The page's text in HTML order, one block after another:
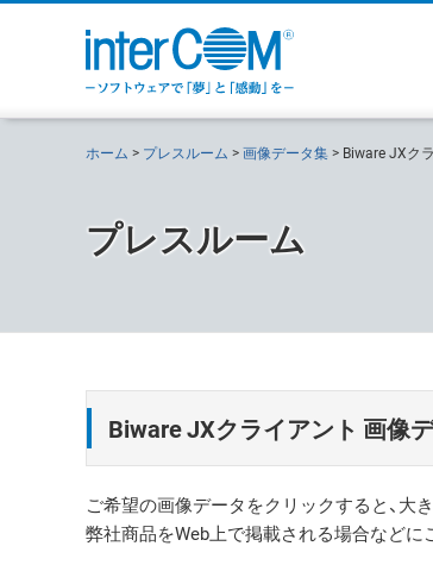
ホーム プレスルーム 画像データ集 Biware JXク
プレスルーム
Biware JXクライアント 画像
ご希望の画像データをクリックすると、大
弊社商品をWeb上で掲載される場合などに